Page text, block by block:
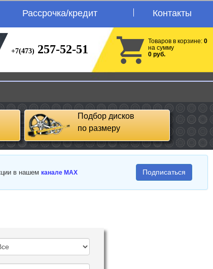
Рассрочка/кредит Контакты
+7(473) 257-52-51
Товаров в корзине: 0
на сумму
0 руб.
Подбор дисков
по размеру
в нашем канале MAX Подписаться